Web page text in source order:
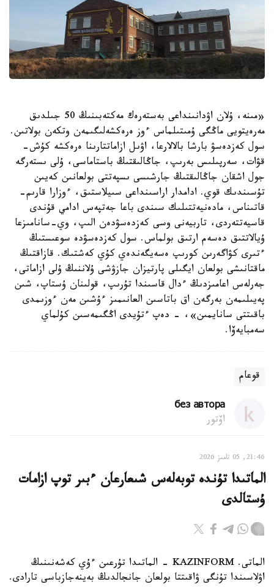
«مىنە، ۇلان اۋدانىنداعى بەستەرەك مەكتەبىنىڭ 50 جىلدىق
مەرەيتويى ماڭگى ۇمىتىلماس ءوز ەرەكشەلىگىمەن وتكەن بولاتىن.
سول كەزدەسۋ بارشا بالالارعا، اۋىل ازاماتتارىنا ەرەكشە كۇش-
قۋات، سەرپىلىس بەرىپ، جاڭالىقتىڭ باستاماسى، ۇلى ىستەرگە
جول اشقان جاڭالىقتىڭ جارشىسى ىسپەتتى بولعانىن كەيىن
تۇسىندىك قوي. ادامدار اراسىنداعى سىيلاستىق، ءوزارا قارىم-
قاتىناس، مادەنيەتتىلىك سىندى باعا جەتپەس ادامي قۇندى
قاسيەتتەردى، تاربيەنى وسى كەزدەسۋدەن الىپ، وي-سانامىزعا
ۇيالاتتىق دەسەم ارتىق بولماس. سول كەزدەسۋدە سوعىستىڭ
ءتىرى كۋاگەرىن كورىپ ەسەيگەندەي كۇي كەشتىك. قازاقتىڭ
ماقتانىشى بولعان ايگىلى پارتيزان جازۋشى ۇلاننىڭ ۇلى ازاماتى،
جەرلەس اعامىزدىڭ ءدال قاسىندا تۇرىپ، قولىنان ۇستاپ، شىن
پەيىلىمەن بەرگەن اق باتاسىن العانىمىز ءۇشىن مەن ءوزىمدى
باقىتتى سانايمىن»، - دەپ ءتۇيدى اڭگىمەسىن كۇلماي
سەمبايەۆا.
قوعام
без автора
اۆتور
21:46, 05 تامىز 2026
الماتىدا تۇندە توبەلەس شىعارعان ءبىر توپ ازامات
ۇستالدى
الماتى. KAZINFORM - الماتىدا تۇرعىن ءۇي كەشەنىنىڭ
اۋلاسىندا تۇنگى ۋاقىتتا بولعان جانجالدىڭ بەينەجازباسى تارادى.